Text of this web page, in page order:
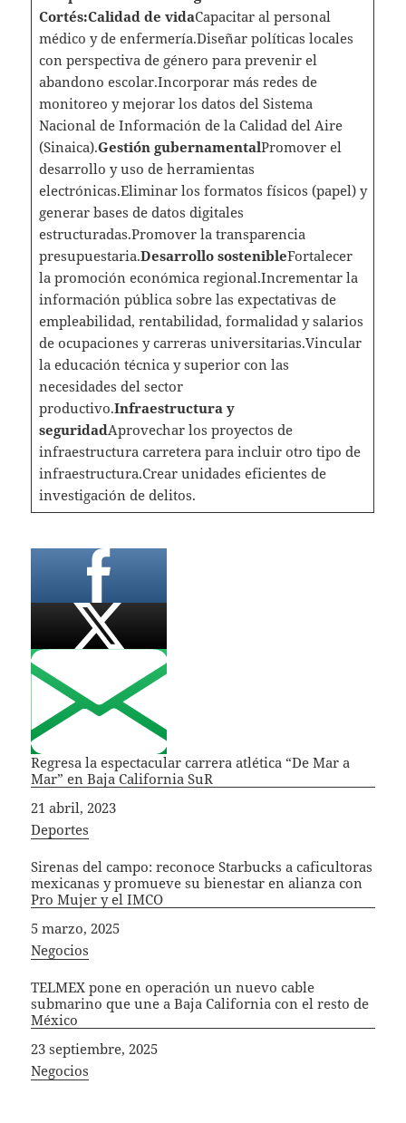
Cortés:Calidad de vidaCapacitar al personal
médico y de enfermería.Diseñar políticas locales
con perspectiva de género para prevenir el
abandono escolar.Incorporar más redes de
monitoreo y mejorar los datos del Sistema
Nacional de Información de la Calidad del Aire
(Sinaica).Gestión gubernamentalPromover el
desarrollo y uso de herramientas
electrónicas.Eliminar los formatos físicos (papel) y
generar bases de datos digitales
estructuradas.Promover la transparencia
presupuestaria.Desarrollo sostenibleFortalecer
la promoción económica regional.Incrementar la
información pública sobre las expectativas de
empleabilidad, rentabilidad, formalidad y salarios
de ocupaciones y carreras universitarias.Vincular
la educación técnica y superior con las
necesidades del sector
productivo.Infraestructura y
seguridadAprovechar los proyectos de
infraestructura carretera para incluir otro tipo de
infraestructura.Crear unidades eficientes de
investigación de delitos.
Regresa la espectacular carrera atlética “De Mar a
Mar” en Baja California SuR
Fecha
21 abril, 2023
In relation to
Deportes
Sirenas del campo: reconoce Starbucks a caficultoras
mexicanas y promueve su bienestar en alianza con
Pro Mujer y el IMCO
Fecha
5 marzo, 2025
In relation to
Negocios
TELMEX pone en operación un nuevo cable
submarino que une a Baja California con el resto de
México
Fecha
23 septiembre, 2025
In relation to
Negocios